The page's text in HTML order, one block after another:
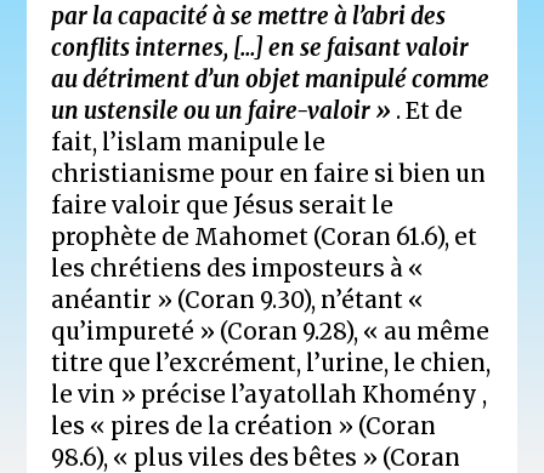
par la capacité à se mettre à l’abri des
conflits internes, […] en se faisant valoir
au détriment d’un objet manipulé comme
un ustensile ou un faire-valoir » . Et de
fait, l’islam manipule le
christianisme pour en faire si bien un
faire valoir que Jésus serait le
prophète de Mahomet (Coran 61.6), et
les chrétiens des imposteurs à «
anéantir » (Coran 9.30), n’étant «
qu’impureté » (Coran 9.28), « au même
titre que l’excrément, l’urine, le chien,
le vin » précise l’ayatollah Khomény ,
les « pires de la création » (Coran
98.6), « plus viles des bêtes » (Coran